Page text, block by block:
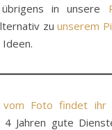
in unsere
zuunserem
vom Foto findet ihr
Jahren gute